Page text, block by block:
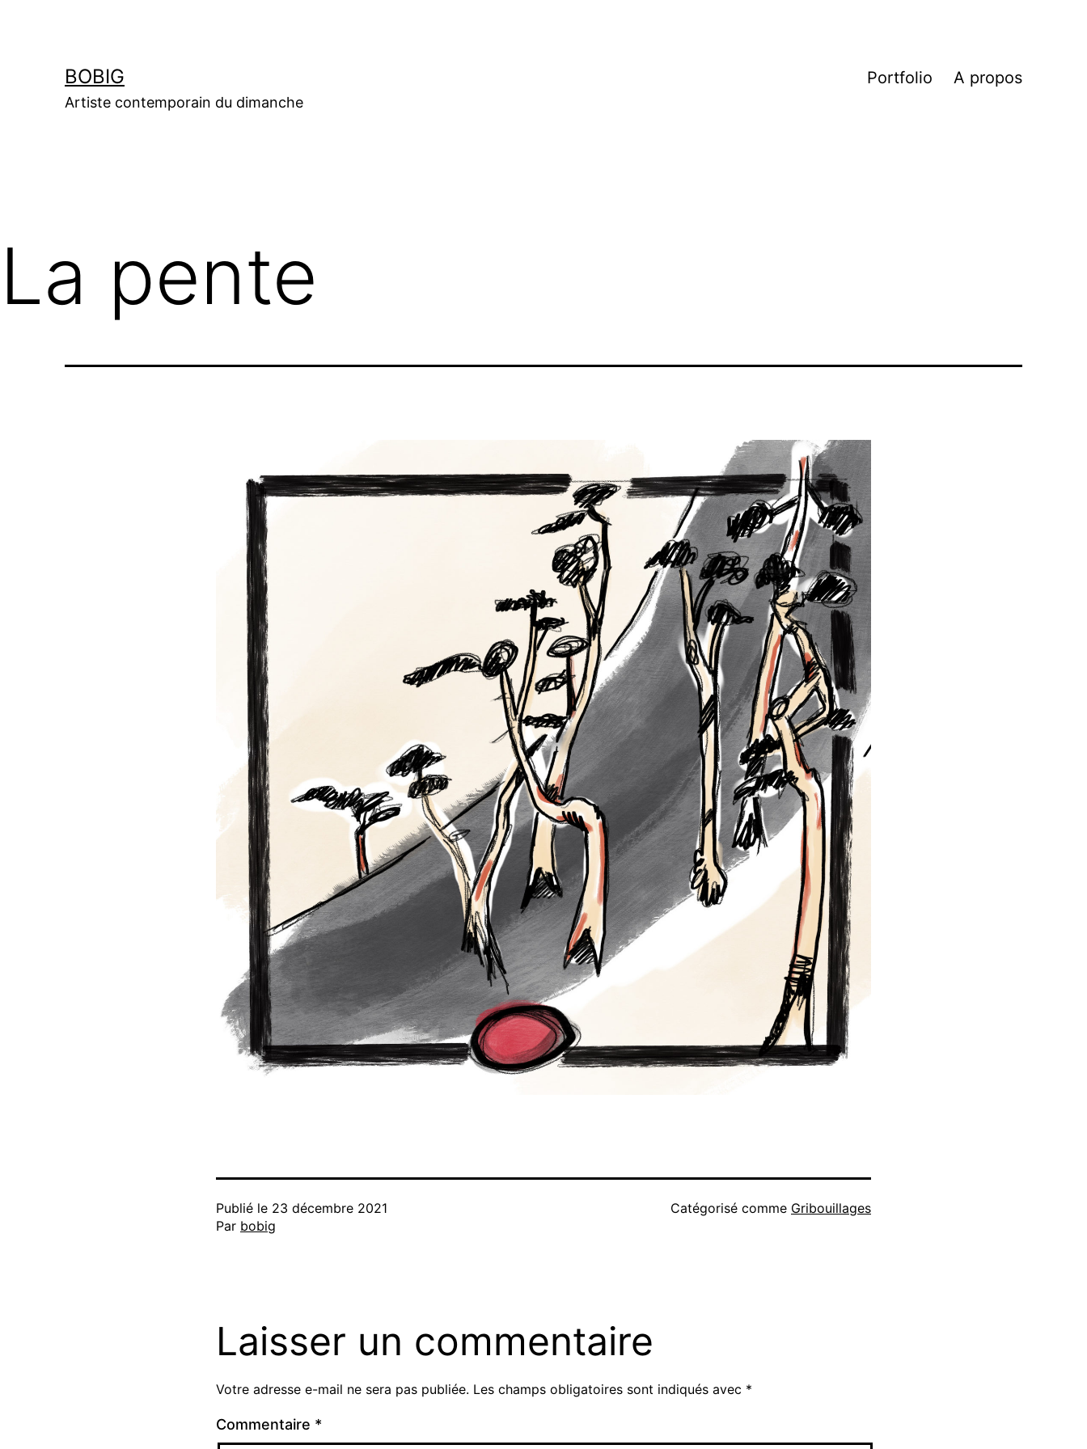
BOBIG
Artiste contemporain du dimanche
Portfolio A propos
La pente
Publié le 23 décembre 2021
Par bobig
Catégorisé comme Gribouillages
Laisser un commentaire
Votre adresse e-mail ne sera pas publiée. Les champs obligatoires sont indiqués avec *
Commentaire *